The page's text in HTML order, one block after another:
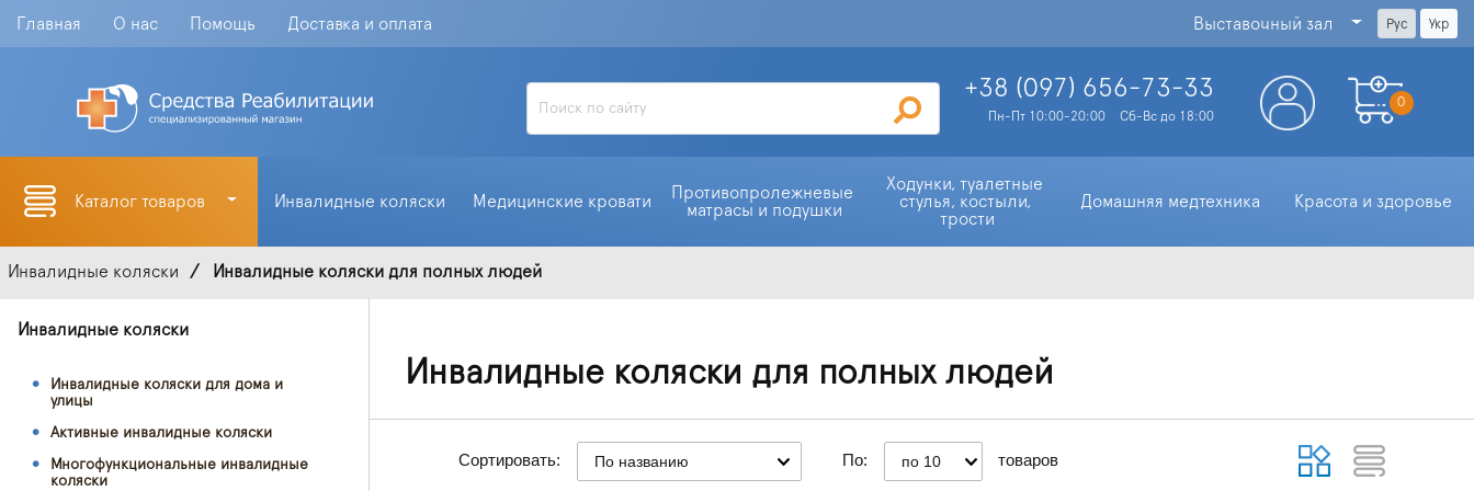
Главная О нас Помощь Доставка и оплата Выставочный зал Рус Укр
+38 (097) 656-73-33
Пн-Пт 10:00-20:00 Сб-Вс до 18:00
0
Каталог товаров Инвалидные коляски Медицинские кровати
Противопролежневые
матрасы и подушки
Ходунки, туалетные
стулья, костыли,
трости
Домашняя медтехника Красота и здоровье
Инвалидные коляски Инвалидные коляски для полных людей
Инвалидные коляски
Инвалидные коляски для дома и
улицы
Активные инвалидные коляски
Многофункциональные инвалидные
коляски
Инвалидные коляски для полных людей
Сортировать: По названию По: по 10 товаров